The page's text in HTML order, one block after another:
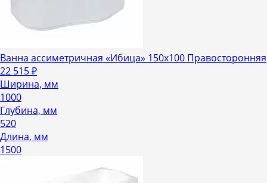
Ванна ассиметричная «Ибица» 150х100 Правосторонняя
22 515₽
Ширина, мм
1000
Глубина, мм
520
Длина, мм
1500